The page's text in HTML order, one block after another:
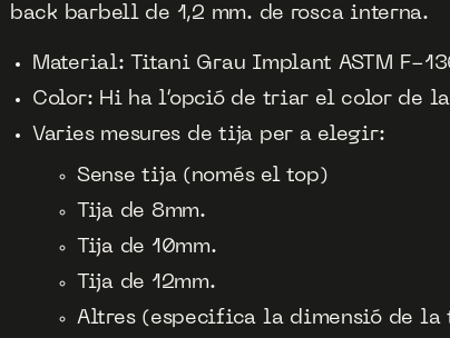
back barbell de 1,2 mm. de rosca interna.
Material: Titani Grau Implant ASTM F-
Color: Hi ha l’opció de triar el color de
Varies mesures de tija per a elegir:
Sense tija (només el top)
Tija de 8mm.
Tija de 10mm.
Tija de 12mm.
Altres (especifica la dimensió de